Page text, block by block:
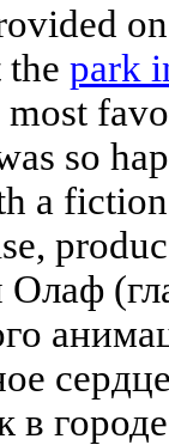
park
most
so
a
Олаф
в